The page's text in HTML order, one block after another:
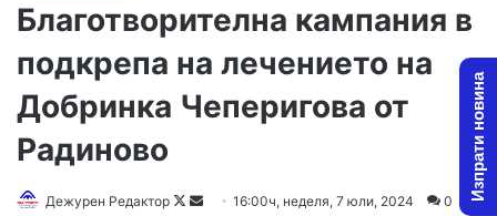
Благотворителна кампания в
подкрепа на лечението на
Добринка Чеперигова от
Радиново
Дежурен Редактор
Follow
Send16:00ч, неделя, 7 юли, 2024 0 Изпрати новина